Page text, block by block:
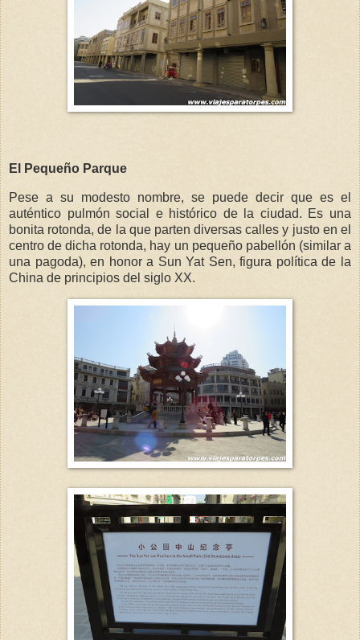
El Pequeño Parque
Pese a su modesto nombre, se puede decir que es el
auténtico pulmón social e histórico de la ciudad. Es una
bonita rotonda, de la que parten diversas calles y justo en el
centro de dicha rotonda, hay un pequeño pabellón (similar a
una pagoda), en honor a Sun Yat Sen, figura política de la
China de principios del siglo XX.